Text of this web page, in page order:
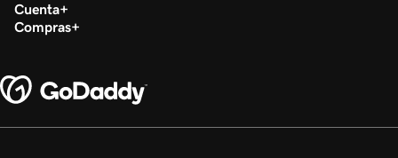
Cuenta
Compras